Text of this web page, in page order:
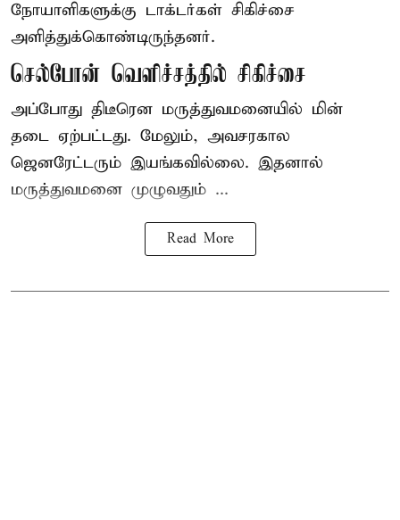
நோயாளிகளுக்கு டாக்டர்கள் சிகிச்சை
அளித்துக்கொண்டிருந்தனர்.
செல்போன் வெளிச்சத்தில் சிகிச்சை
அப்போது திடீரென மருத்துவமனையில் மின்
தடை ஏற்பட்டது. மேலும், அவசரகால
ஜெனரேட்டரும் இயங்கவில்லை. இதனால்
மருத்துவமனை முழுவதும் ...
Read More